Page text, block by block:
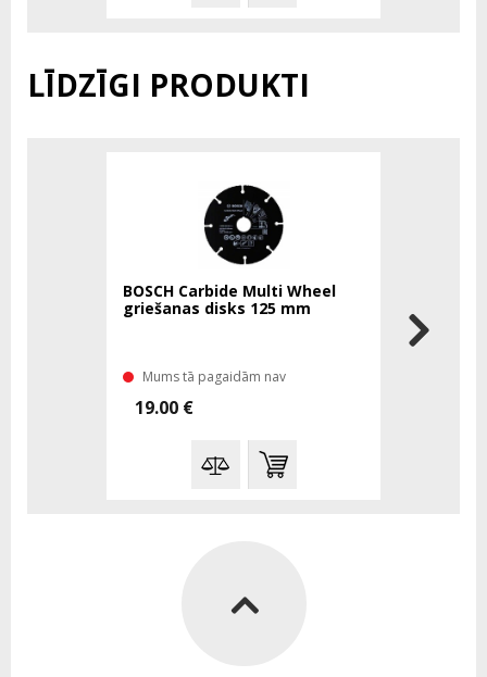
LĪDZĪGI PRODUKTI
BOSCH Carbide Multi Wheel
griešanas disks 125 mm
Mums tā pagaidām nav
19.00 €
T20